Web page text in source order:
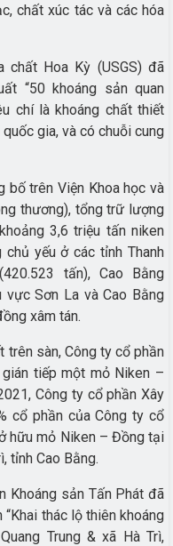
chất xúc tác và các hóa
chất Hoa Kỳ (USGS) đã
“50 khoáng sản quan
chí là khoáng chất thiết
gia, và có chuỗi cung
bố trên Viện Khoa học và
thương), tổng trữ lượng
3,6 triệu tấn niken
yếu ở các tỉnh Thanh
tấn), Cao Bằng
vực Sơn La và Cao Bằng
xâm tán.
trên sàn, Công ty cổ phần
tiếp một mỏ Niken –
Công ty cổ phần Xây
cổ phần của Công ty cổ
hữu mỏ Niken – Đồng tại
tỉnh Cao Bằng.
Khoáng sản Tấn Phát đã
thác lộ thiên khoáng
Trung & xã Hà Trì,